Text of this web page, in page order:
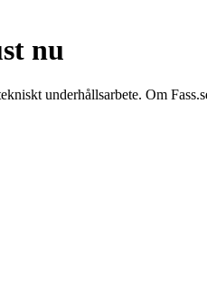
nu
underhållsarbete. Om